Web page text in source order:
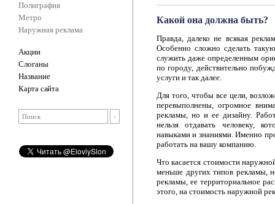
Полиграфия
Метро
Наружная реклама
Акции
Слоганы
Название
Карта сайта
Какой она должна быть?
Правда, далеко не всякая
Особенно сложно сделать
служить даже определенным
по городу, действительно
услуги и так далее.
Для того, чтобы все цели,
перевыполнены, огромное
рекламы, но и ее дизайну.
нельзя отдавать человеку,
навыками и знаниями. Именно
работать на вашу компанию.
Что касается стоимости
меньше других типов рекламы,
рекламы, ее территориальное
этого, на стоимость наружной